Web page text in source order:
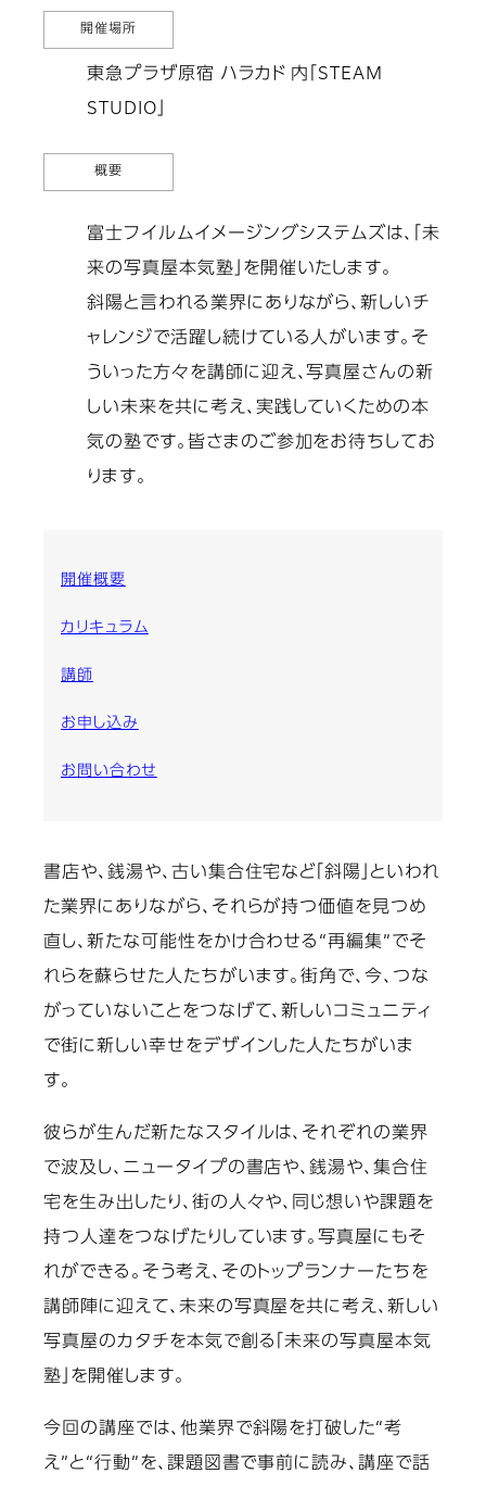
開催場所
東急プラザ原宿 ハラカド 内「STEAM
STUDIO」
概要
富士フイルムイメージングシステムズは、「未
来の写真屋本気塾」を開催いたします。
斜陽と言われる業界にありながら、新しいチ
ャレンジで活躍し続けている人がいます。そ
ういった方々を講師に迎え、写真屋さんの新
しい未来を共に考え、実践していくための本
気の塾です。皆さまのご参加をお待ちしてお
ります。
開催概要
カリキュラム
講師
お申し込み
お問い合わせ
書店や、銭湯や、古い集合住宅など「斜陽」といわれ
た業界にありながら、それらが持つ価値を見つめ
直し、新たな可能性をかけ合わせる“再編集”でそ
れらを蘇らせた人たちがいます。街角で、今、つな
がっていないことをつなげて、新しいコミュニティ
で街に新しい幸せをデザインした人たちがいま
す。
彼らが生んだ新たなスタイルは、それぞれの業界
で波及し、ニュータイプの書店や、銭湯や、集合住
宅を生み出したり、街の人々や、同じ想いや課題を
持つ人達をつなげたりしています。写真屋にもそ
れができる。そう考え、そのトップランナーたちを
講師陣に迎えて、未来の写真屋を共に考え、新しい
写真屋のカタチを本気で創る「未来の写真屋本気
塾」を開催します。
今回の講座では、他業界で斜陽を打破した“考
え”と“行動”を、課題図書で事前に読み、講座で話